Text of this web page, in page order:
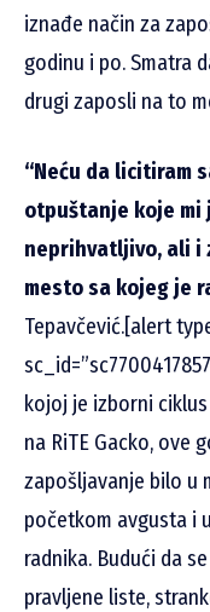
iznađe način za
godinu i po. Smatra
drugi zaposli na to
“Neću da licitiram
otpuštanje koje mi
neprihvatljivo, ali i
mesto sa kojeg je
Tepavčević.[alert
kojoj je izborni
na RiTE Gacko, ove
zapošljavanje bilo u
početkom avgusta i
radnika. Budući da
pravljene liste,